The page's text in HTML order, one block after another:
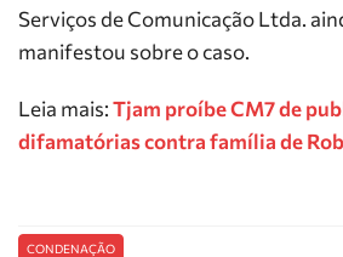
Serviços de Comunicação Ltda.
manifestou sobre o caso.
Leia mais:Tjam proíbe CM7 de
difamatórias contra família de
CONDENAÇÃO